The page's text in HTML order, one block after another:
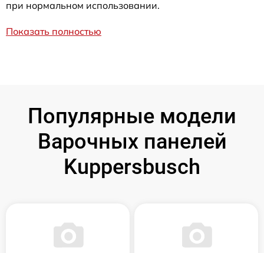
при нормальном использовании.
Показать полностью
Популярные модели
Варочных панелей
Kuppersbusch